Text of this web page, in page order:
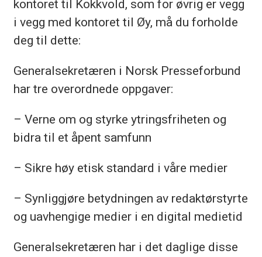
kontoret til Kokkvold, som for øvrig er vegg
i vegg med kontoret til Øy, må du forholde
deg til dette:
Generalsekretæren i Norsk Presseforbund
har tre overordnede oppgaver:
– Verne om og styrke ytringsfriheten og
bidra til et åpent samfunn
– Sikre høy etisk standard i våre medier
– Synliggjøre betydningen av redaktørstyrte
og uavhengige medier i en digital medietid
Generalsekretæren har i det daglige disse